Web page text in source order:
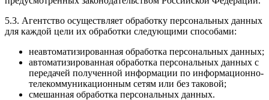
5.3. Агентство осуществляет обработку персональных данных
для каждой цели их обработки следующими способами:
неавтоматизированная обработка персональных данных;
автоматизированная обработка персональных данных с
передачей полученной информации по информационно-
телекоммуникационным сетям или без таковой;
смешанная обработка персональных данных.